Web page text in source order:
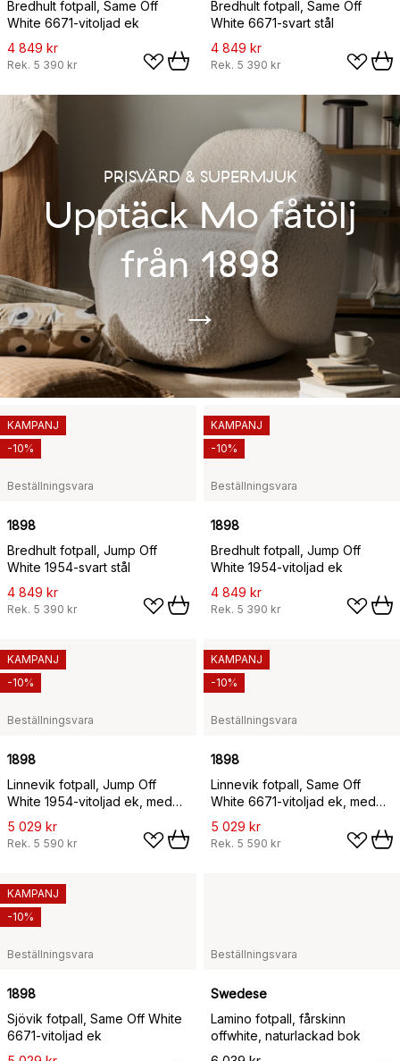
Bredhult fotpall, Same Off
White 6671-vitoljad ek
4 849 kr
Rek. 5 390 kr
Bredhult fotpall, Same Off
White 6671-svart stål
4 849 kr
Rek. 5 390 kr
PRISVÄRD & SUPERMJUK
Upptäck Mo fåtölj
från 1898
→
Beställningsvara
1898
Bredhult fotpall, Jump Off
White 1954-svart stål
4 849 kr
Rek. 5 390 kr
KAMPANJ
-10%
Beställningsvara
1898
Bredhult fotpall, Jump Off
White 1954-vitoljad ek
4 849 kr
Rek. 5 390 kr
KAMPANJ
-10%
Beställningsvara
1898
Linnevik fotpall, Jump Off
White 1954-vitoljad ek, med
kappa
5 029 kr
Rek. 5 590 kr
KAMPANJ
-10%
Beställningsvara
1898
Linnevik fotpall, Same Off
White 6671-vitoljad ek, med
kappa
5 029 kr
Rek. 5 590 kr
KAMPANJ
-10%
Beställningsvara
1898
Sjövik fotpall, Same Off White
6671-vitoljad ek
KAMPANJ
-10%
Beställningsvara
Swedese
Lamino fotpall, fårskinn
offwhite, naturlackad bok